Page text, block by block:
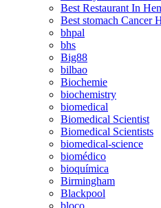
Best Restaurant In
Best stomach Cancer
bhpal
bhs
Big88
bilbao
Biochemie
biochemistry
biomedical
Biomedical Scientist
Biomedical Scientists
biomedical-science
biomédico
bioquímica
Birmingham
Blackpool
bloco